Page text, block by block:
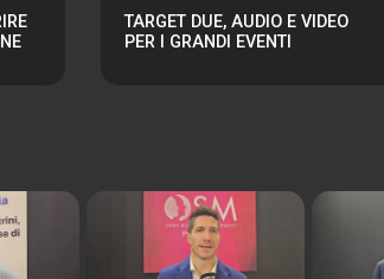
TARGET DUE, AUDIO E VIDEO
PER I GRANDI EVENTI